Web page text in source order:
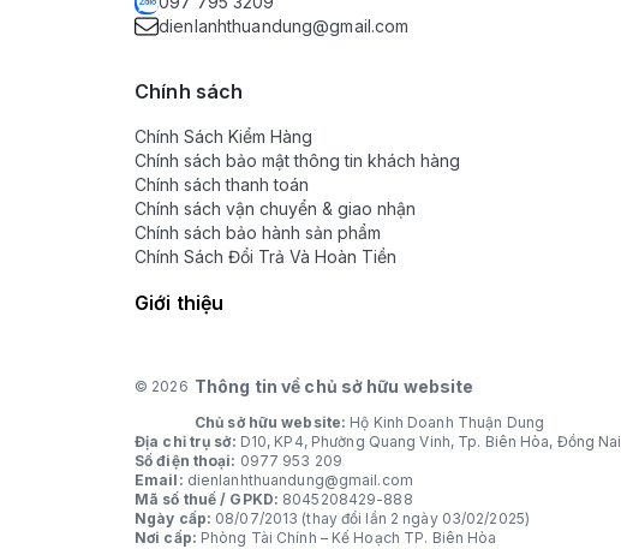
dienlanhthuandung@gmail.com
Chính sách
Chính Sách Kiểm Hàng
Chính sách bảo mật thông tin khách hàng
Chính sách thanh toán
Chính sách vận chuyển & giao nhận
Chính sách bảo hành sản phẩm
Chính Sách Đổi Trả Và Hoàn Tiền
Giới thiệu
© 2026 Thông tin về chủ sở hữu website
Chủ sở hữu website: Hộ Kinh Doanh Thuận Dung
Địa chỉ trụ sở: D10, KP4, Phường Quang Vinh, Tp. Biên Hòa, Đồng Nai
Số điện thoại: 0977 953 209
Email: dienlanhthuandung@gmail.com
Mã số thuế / GPKD: 8045208429-888
Ngày cấp: 08/07/2013 (thay đổi lần 2 ngày 03/02/2025)
Nơi cấp: Phòng Tài Chính – Kế Hoạch TP. Biên Hòa